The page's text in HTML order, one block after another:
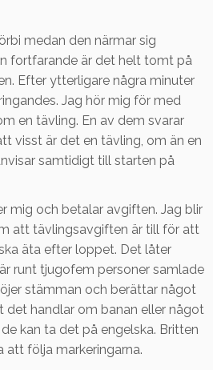
medan den närmar sig
fortfarande är det helt tomt på
Efter ytterligare några minuter
Jag hör mig för med
en tävling. En av dem svarar
visst är det en tävling, om än en
samtidigt till starten på
mig och betalar avgiften. Jag blir
att tävlingsavgiften är till för att
äta efter loppet. Det låter
runt tjugofem personer samlade
stämman och berättar något
det handlar om banan eller något
kan ta det på engelska. Britten
att följa markeringarna.